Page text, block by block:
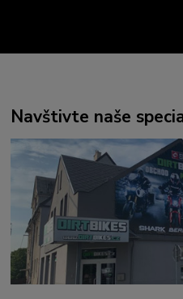
Navštivte naše